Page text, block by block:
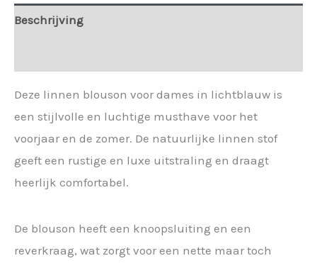
Beschrijving
Deze linnen blouson voor dames in lichtblauw is
een stijlvolle en luchtige musthave voor het
voorjaar en de zomer. De natuurlijke linnen stof
geeft een rustige en luxe uitstraling en draagt
heerlijk comfortabel.
De blouson heeft een knoopsluiting en een
reverkraag, wat zorgt voor een nette maar toch